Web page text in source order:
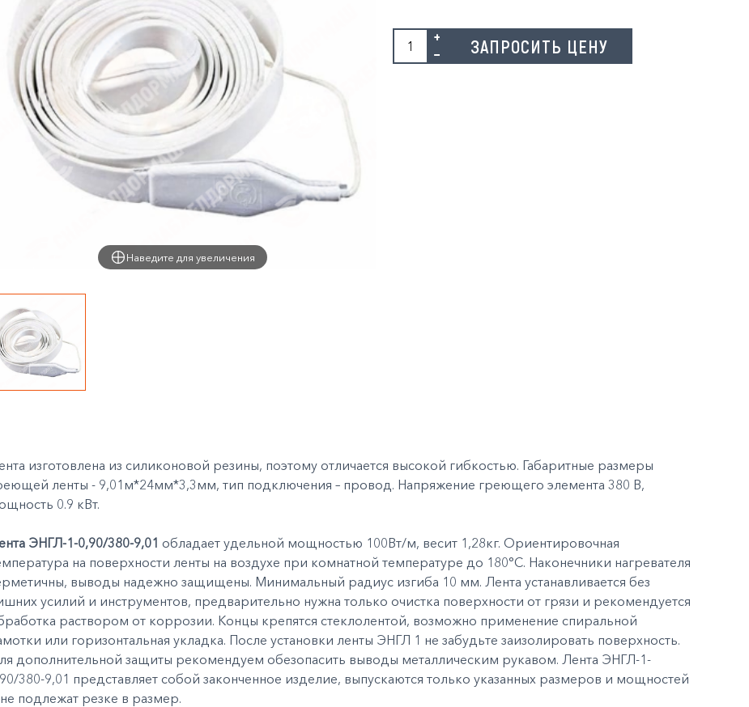
Наведите для увеличения
ЗАПРОСИТЬ ЦЕНУ
изготовлена из силиконовой резины, поэтому отличается высокой гибкостью. Габаритные размеры
ленты - 9,01м*24мм*3,3мм, тип подключения – провод. Напряжение греющего элемента 380 В,
0.9 кВт.
ЭНГЛ-1-0,90/380-9,01 обладает удельной мощностью 100Вт/м, весит 1,28кг. Ориентировочная
на поверхности ленты на воздухе при комнатной температуре до 180°С. Наконечники нагревателя
выводы надежно защищены. Минимальный радиус изгиба 10 мм. Лента устанавливается без
усилий и инструментов, предварительно нужна только очистка поверхности от грязи и рекомендуется
раствором от коррозии. Концы крепятся стеклолентой, возможно применение спиральной
или горизонтальная укладка. После установки ленты ЭНГЛ 1 не забудьте заизолировать поверхность.
дополнительной защиты рекомендуем обезопасить выводы металлическим рукавом. Лента ЭНГЛ-1-
380-9,01 представляет собой законченное изделие, выпускаются только указанных размеров и мощностей
подлежат резке в размер.